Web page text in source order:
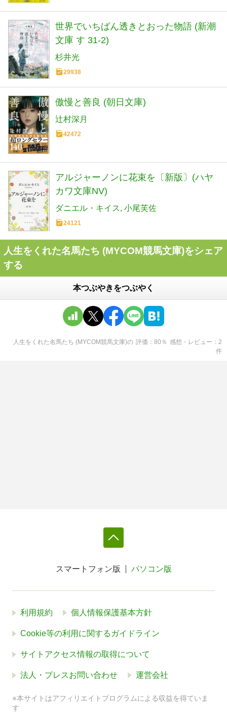
世界でいちばん透きとおった物語 (新潮
文庫 す 31-2)
杉井光
29938
傲慢と善良 (朝日文庫)
辻村深月
42472
アルジャーノンに花束を〔新版〕(ハヤ
カワ文庫NV)
ダニエル・キイス 小尾芙佐
24121
人生をくれた名馬たち (MYCOM競馬文庫)をシェア
する
本つぶやきをつぶやく
人生をくれた名馬たち (MYCOM競馬文庫)の 評価 80 ％ 感想・レビュー
2
件
スマートフォン版 パソコン版
利用規約 個人情報保護基本方針
Cookie等の利用に関するガイドライン
サイトアクセス情報の取得について
法人・プレスお問い合わせ 運営会社
※本サイトはアフィリエイトプログラムによる収益を得ていま
す